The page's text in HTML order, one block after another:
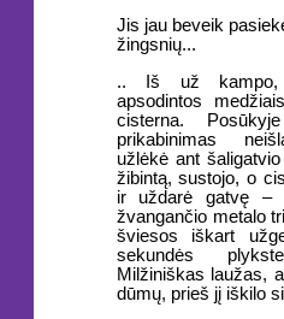
Jis jau beveik
žingsnių...
.. Iš už kampo,
apsodintos
cisterna.
prikabinimas
užlėkė ant
žibintą, sustojo, o
ir uždarė gatvę –
žvangančio metalo
šviesos iškart
sekundės
Milžiniškas laužas,
dūmų, prieš jį iškilo